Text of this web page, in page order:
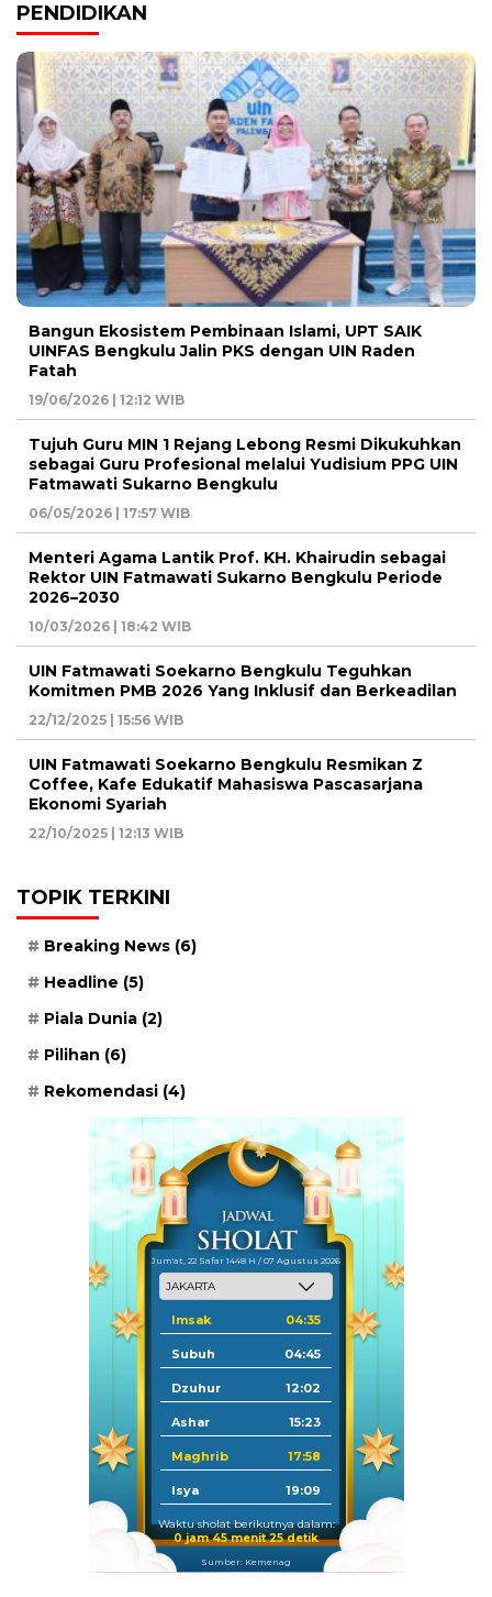
PENDIDIKAN
Bangun Ekosistem Pembinaan Islami, UPT SAIK
UINFAS Bengkulu Jalin PKS dengan UIN Raden
Fatah
19/06/2026 | 12:12 WIB
Tujuh Guru MIN 1 Rejang Lebong Resmi Dikukuhkan
sebagai Guru Profesional melalui Yudisium PPG UIN
Fatmawati Sukarno Bengkulu
06/05/2026 | 17:57 WIB
Menteri Agama Lantik Prof. KH. Khairudin sebagai
Rektor UIN Fatmawati Sukarno Bengkulu Periode
2026–2030
10/03/2026 | 18:42 WIB
UIN Fatmawati Soekarno Bengkulu Teguhkan
Komitmen PMB 2026 Yang Inklusif dan Berkeadilan
22/12/2025 | 15:56 WIB
UIN Fatmawati Soekarno Bengkulu Resmikan Z
Coffee, Kafe Edukatif Mahasiswa Pascasarjana
Ekonomi Syariah
22/10/2025 | 12:13 WIB
TOPIK TERKINI
Breaking News (6)
Headline (5)
Piala Dunia (2)
Pilihan (6)
Rekomendasi (4)
Jum'at, 22 Safar 1448 H / 07 Agustus 2026
Imsak 04:35
Subuh 04:45
Dzuhur 12:02
Ashar 15:23
Maghrib 17:58
Isya 19:09
Waktu sholat berikutnya dalam:
0 jam 45 menit 25 detik
Sumber: Kemenag